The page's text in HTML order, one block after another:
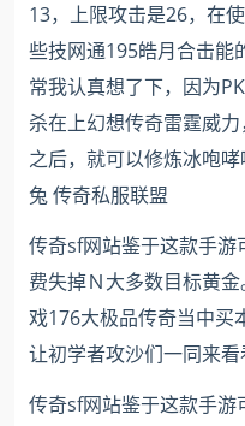
13，上限攻击是26，在
些技网通195皓月合击能
常我认真想了下，因为
杀在上幻想传奇雷霆威
之后，就可以修炼冰咆
兔 传奇私服联盟
传奇sf网站鉴于这款手
费失掉Ｎ大多数目标黄
戏176大极品传奇当中买
让初学者攻沙们一同来
传奇sf网站鉴于这款手